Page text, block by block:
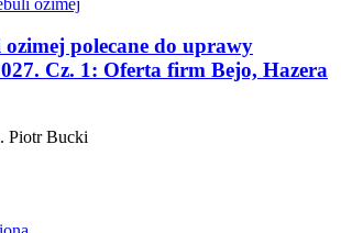
polecane do uprawy
Cz. 1: Oferta firm Bejo, Hazera
Piotr Bucki